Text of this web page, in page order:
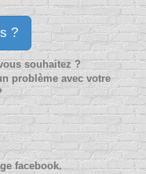
?
souhaitez ?
problème avec votre
facebook.